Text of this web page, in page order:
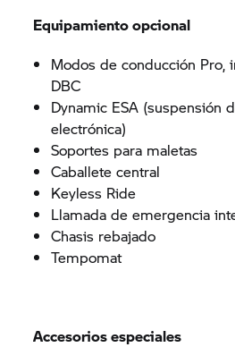
Equipamiento opcional
Modos de conducción Pro,
DBC
Dynamic ESA (suspensión
electrónica)
Soportes para maletas
Caballete central
Keyless Ride
Llamada de emergencia
Chasis rebajado
Tempomat
Accesorios especiales